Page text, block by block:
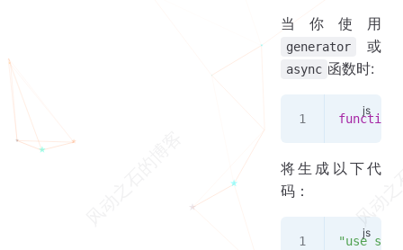
当你使用
generator 或
async 函数时:
function*
将生成以下代
码：
"use